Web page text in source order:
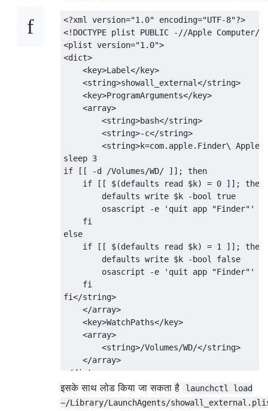
<?xml version="1.0" encoding="UTF-8"?>
<!DOCTYPE plist PUBLIC -//Apple
<plist version="1.0">
<dict>
    <key>Label</key>
    <string>showall_external</string>
    <key>ProgramArguments</key>
    <array>
        <string>bash</string>
        <string>-c</string>
<string>k=com.apple.Finder\
sleep 3
if [[ -d /Volumes/WD/ ]]; then
    if [[ $(defaults read $k) = 0 ]]; then
        defaults write $k -bool true
        osascript -e 'quit app "Finder"'
    fi
else
    if [[ $(defaults read $k) = 1 ]]; then
        defaults write $k -bool false
        osascript -e 'quit app "Finder"'
    fi
fi</string>
    </array>
    <key>WatchPaths</key>
    <array>
        <string>/Volumes/WD/</string>
    </array>
</dict>
इसके साथ लोड किया जा सकता है
launchctl load
~/Library/LaunchAgents/